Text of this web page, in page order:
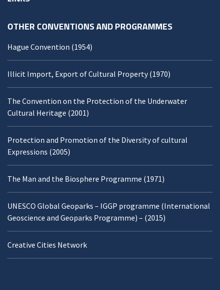
OTHER CONVENTIONS AND PROGRAMMES
Hague Convention (1954)
Illicit Import, Export of Cultural Property (1970)
The Convention on the Protection of the Underwater
Cultural Heritage (2001)
Protection and Promotion of the Diversity of cultural
Expressions (2005)
The Man and the Biosphere Programme (1971)
UNESCO Global Geoparks – IGGP programme (International
Geoscience and Geoparks Programme) – (2015)
Creative Cities Network